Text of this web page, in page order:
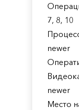
7, 8, 10
newer
newer
Место